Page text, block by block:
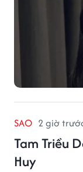
SAO 2 giờ
Tam Triều
Huy